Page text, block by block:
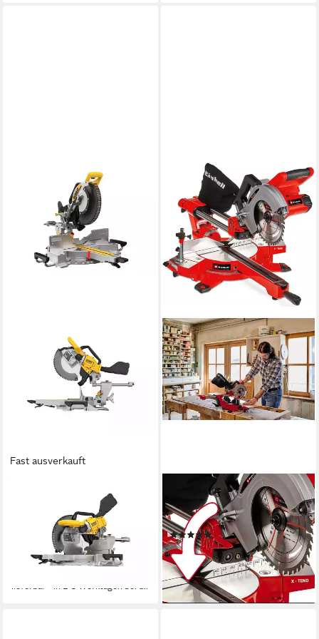
Fast ausverkauft
Akku-Kapp-Gehrungssäge
Paneelsäge, 18V, Basisv., Solo-
Gerät / Basisversion
869,99 € UVP1.186,43 €
lieferbar - in 2-3 Werktagen bei dir
Akku-Kapp-Gehrungssäge TE-
SM 36/210 Li - Solo, 1-St.
(6)
196,76 € UVP258,95 €
-24%
lieferbar - in 3-4 Werktagen bei dir